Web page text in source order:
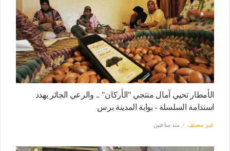
الأمطار تحيي آمال منتجي "الأركان" .. والرعي الجائر يهدد
استدامة السلسلة - بوابة المدينة برس
غير مصنف منذ ساعتين